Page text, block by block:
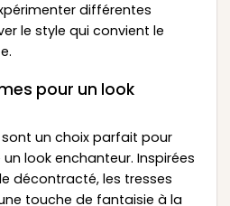
différentes
le style qui convient le
pour un look
un choix parfait pour
look enchanteur. Inspirées
décontracté, les tresses
touche de fantaisie à la